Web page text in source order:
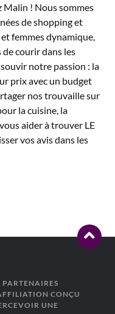
Malin ! Nous sommes
de shopping et
femmes dynamique,
courir dans les
notre passion : la
prix avec un budget
nos trouvaille sur
la cuisine, la
aider à trouver LE
vos avis dans les
CONÇU
UNE